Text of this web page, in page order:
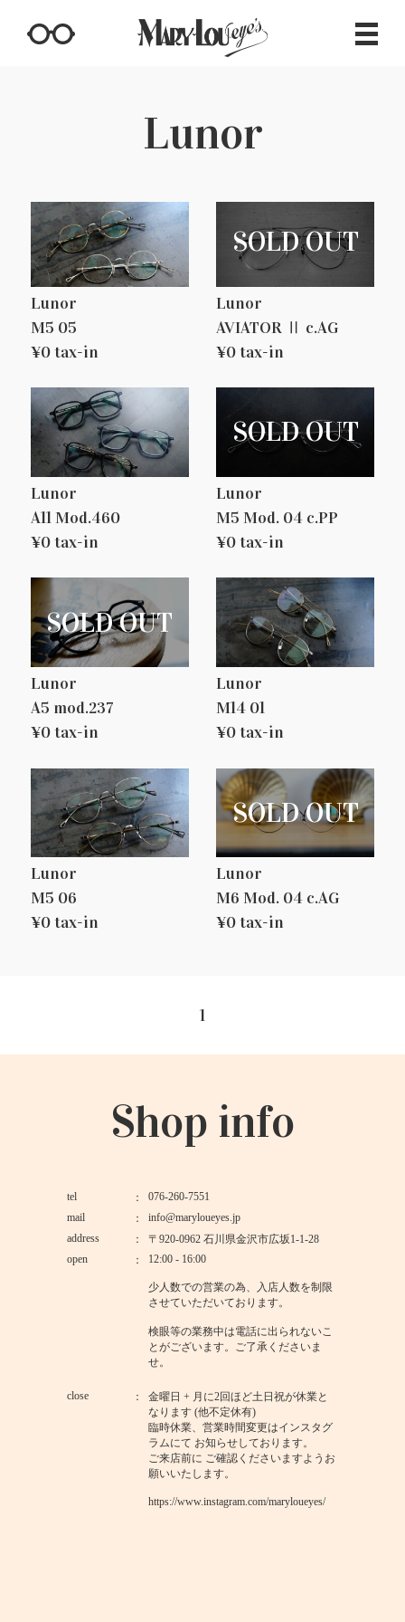
Lunor
Lunor
M5 05
¥0 tax-in
Lunor
AVIATOR Ⅱ c.AG
¥0 tax-in
Lunor
A11 Mod.460
¥0 tax-in
Lunor
M5 Mod. 04 c.PP
¥0 tax-in
Lunor
A5 mod.237
¥0 tax-in
Lunor
M14 01
¥0 tax-in
Lunor
M5 06
¥0 tax-in
Lunor
M6 Mod. 04 c.AG
¥0 tax-in
1
Shop info
tel
076-260-7551
mail
info@maryloueyes.jp
address
〒920-0962 石川県金沢市広坂1-1-28
open
12:00 - 16:00
少人数での営業の為、入店人数を制限
させていただいております。
検眼等の業務中は電話に出られないこ
とがございます。ご了承くださいま
せ。
close
金曜日 + 月に2回ほど土日祝が休業と
なります (他不定休有)
臨時休業、営業時間変更はインスタグ
ラムにて お知らせしております。
ご来店前に ご確認くださいますようお
願いいたします。
https://www.instagram.com/maryloueyes/